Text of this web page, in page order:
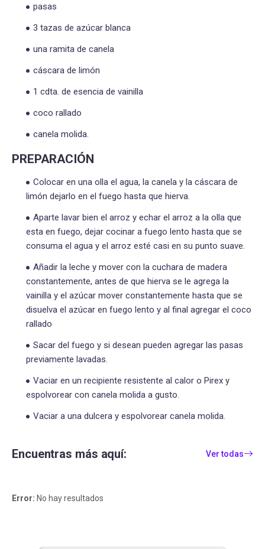
pasas
3 tazas de azúcar blanca
una ramita de canela
cáscara de limón
1 cdta. de esencia de vainilla
coco rallado
canela molida.
PREPARACIÓN
Colocar en una olla el agua, la canela y la cáscara de
limón dejarlo en el fuego hasta que hierva.
Aparte lavar bien el arroz y echar el arroz a la olla que
esta en fuego, dejar cocinar a fuego lento hasta que se
consuma el agua y el arroz esté casi en su punto suave.
Añadir la leche y mover con la cuchara de madera
constantemente, antes de que hierva se le agrega la
vainilla y el azúcar mover constantemente hasta que se
disuelva el azúcar en fuego lento y al final agregar el coco
rallado
Sacar del fuego y si desean pueden agregar las pasas
previamente lavadas.
Vaciar en un recipiente resistente al calor o Pirex y
espolvorear con canela molida a gusto.
Vaciar a una dulcera y espolvorear canela molida.
Encuentras más aquí: Ver todas
Error: No hay resultados